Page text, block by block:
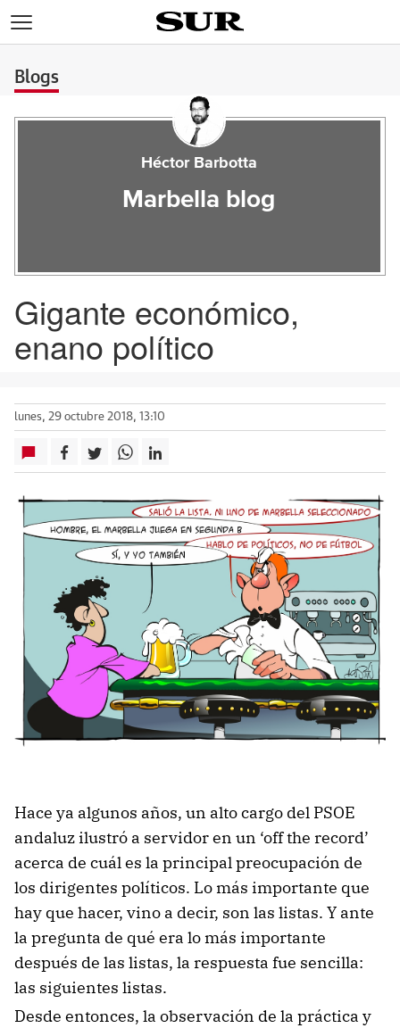
Blogs
Héctor Barbotta
Marbella blog
Gigante económico,
enano político
lunes, 29 octubre 2018, 13:10
Hace ya algunos años, un alto cargo del PSOE
andaluz ilustró a servidor en un ‘off the record’
acerca de cuál es la principal preocupación de
los dirigentes políticos. Lo más importante que
hay que hacer, vino a decir, son las listas. Y ante
la pregunta de qué era lo más importante
después de las listas, la respuesta fue sencilla:
las siguientes listas.
Desde entonces, la observación de la práctica y